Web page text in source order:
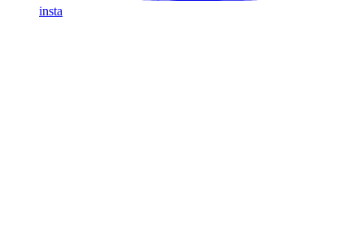
insta